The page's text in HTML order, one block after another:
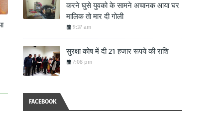
करने घुसे युवको के सामने अचानक आया घर
मालिक तो मार दी गोली
9:37 am
सुरक्षा कोष में दी 21 हजार रूपये की राशि
7:08 pm
FACEBOOK